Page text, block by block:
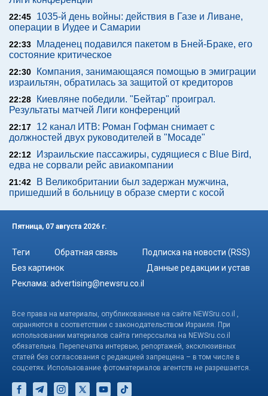
22:45
1035-й день войны: действия в Газе и Ливане,
операции в Иудее и Самарии
22:33
Младенец подавился пакетом в Бней-Браке, его
состояние критическое
22:30
Компания, занимающаяся помощью в эмиграции
израильтян, обратилась за защитой от кредиторов
22:28
Киевляне победили. "Бейтар" проиграл.
Результаты матчей Лиги конференций
22:17
12 канал ИТВ: Роман Гофман снимает с
должностей двух руководителей в "Мосаде"
22:12
Израильские пассажиры, судящиеся с Blue Bird,
едва не сорвали рейс авиакомпании
21:42
В Великобритании был задержан мужчина,
пришедший в больницу в образе смерти с косой
Пятница, 07 августа 2026 г.
Теги Обратная связь
Подписка на новости (RSS)
Без картинок
Данные редакции и устав
Реклама: advertising@newsru.co.il
Все права на материалы, опубликованные на сайте NEWSru.co.il ,
охраняются в соответствии с законодательством Израиля. При
использовании материалов сайта гиперссылка на NEWSru.co.il
обязательна. Перепечатка интервью, репортажей, эксклюзивных
статей без согласования с редакцией запрещена – в том числе в
соцсетях. Использование фотоматериалов агентств не разрешается.